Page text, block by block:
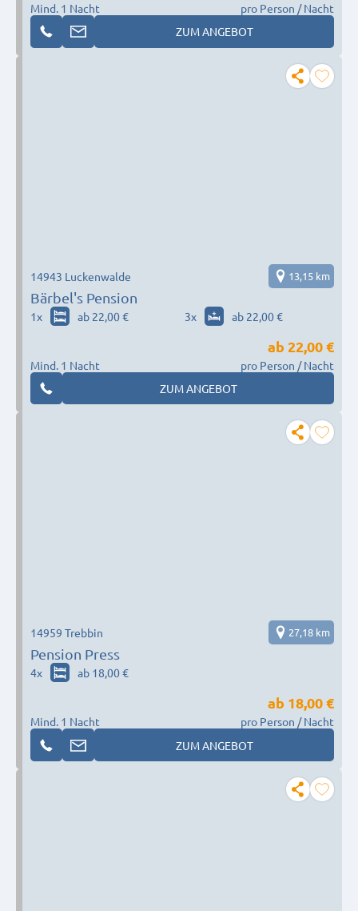
Mind. 1 Nacht
pro Person / Nacht
ZUM ANGEBOT
Bärbel's Pension
14943 Luckenwalde 13,15 km
1x ab 22,00 € 3x ab 22,00 €
Mind. 1 Nacht
ab 22,00 €
pro Person / Nacht
ZUM ANGEBOT
Pension Press
14959 Trebbin 27,18 km
4x ab 18,00 €
Mind. 1 Nacht
ab 18,00 €
pro Person / Nacht
ZUM ANGEBOT